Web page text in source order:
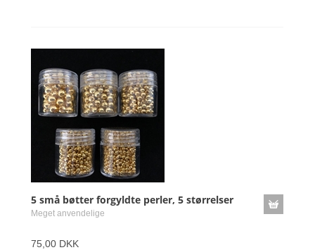
5 små bøtter forgyldte perler, 5 størrelser
Meget anvendelige
75,00 DKK